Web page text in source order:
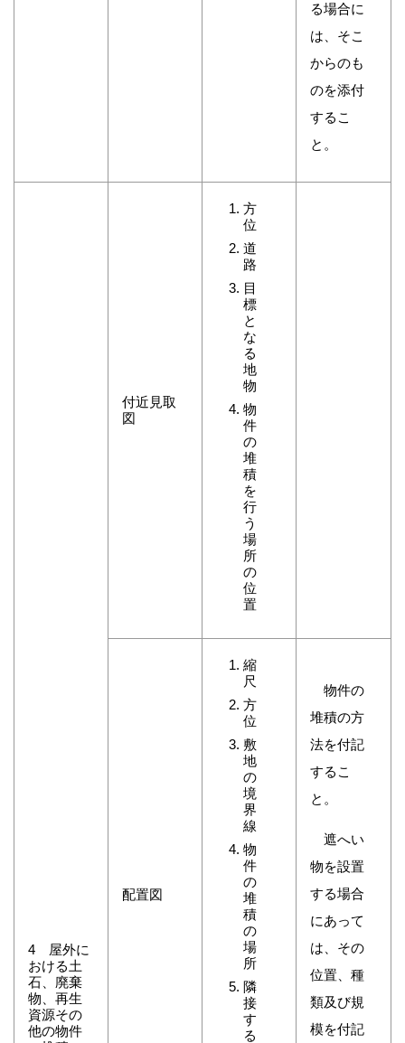
る場合に
は、そこ
からのも
のを添付
するこ
と。
4 屋外に
おける土
石、廃棄
物、再生
資源その
他の物件
付近見取
図
方
位
道
路
目
標
と
な
る
地
物
物
件
の
堆
積
を
行
う
場
所
の
位
置
配置図
縮
尺
方
位
敷
地
の
境
界
線
物
件
の
堆
積
の
場
所
隣
接
す
る
物件の
堆積の方
法を付記
するこ
と。
遮へい
物を設置
する場合
にあって
は、その
位置、種
類及び規
模を付記